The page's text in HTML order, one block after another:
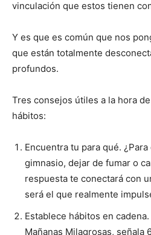
vinculación que estos tienen
Y es que es común que nos
que están totalmente
profundos.
Tres consejos útiles a la hora
hábitos:
Encuentra tu para qué.
gimnasio, dejar de fumar o
respuesta te conectará con
será el que realmente
Establece hábitos en
Mañanas Milagrosas, señala